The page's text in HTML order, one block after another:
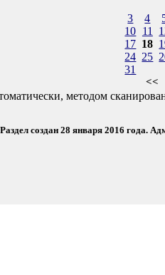
3
4
10 11
17 18
24 25
31
<<
методом
Раздел создан 28 января 2016 года.